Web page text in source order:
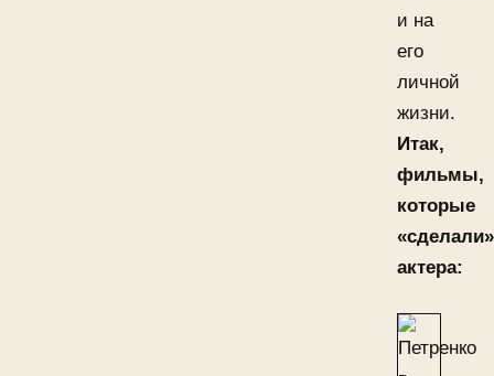
и на
его
личной
жизни.
Итак,
фильмы,
которые
«сделали»
актера: